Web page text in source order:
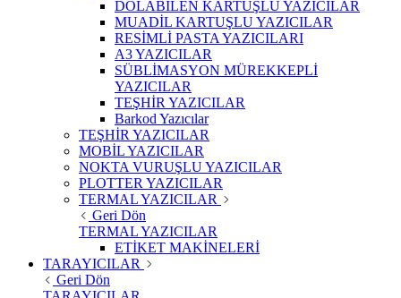
DOLABİLEN KARTUŞLU YAZICILAR
MUADİL KARTUŞLU YAZICILAR
RESİMLİ PASTA YAZICILARI
A3 YAZICILAR
SÜBLİMASYON MÜREKKEPLİ
YAZICILAR
TEŞHİR YAZICILAR
Barkod Yazıcılar
TEŞHİR YAZICILAR
MOBİL YAZICILAR
NOKTA VURUŞLU YAZICILAR
PLOTTER YAZICILAR
TERMAL YAZICILAR
Geri Dön
TERMAL YAZICILAR
ETİKET MAKİNELERİ
TARAYICILAR
Geri Dön